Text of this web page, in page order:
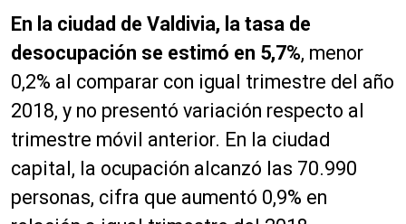
En la ciudad de Valdivia, la tasa de
desocupación se estimó en 5,7%, menor
0,2% al comparar con igual trimestre del año
2018, y no presentó variación respecto al
trimestre móvil anterior. En la ciudad
capital, la ocupación alcanzó las 70.990
personas, cifra que aumentó 0,9% en